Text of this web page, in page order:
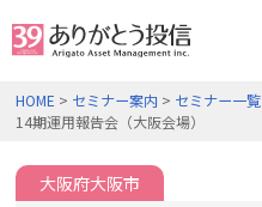
HOME > セミナー案内 > セミナー一覧
14期運用報告会（大阪会場）
大阪府大阪市